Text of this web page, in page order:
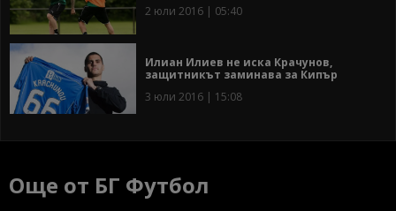
2 юли 2016 | 05:40
Илиан Илиев не иска Крачунов,
защитникът заминава за Кипър
3 юли 2016 | 15:08
Още от БГ Футбол